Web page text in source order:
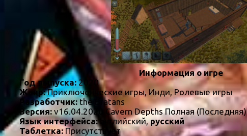
Информация о игре
Год выпуска:2020
Жанр:Приключенческие игры, Инди, Ролевые игры
Разработчик:the Bratans
Версия: v16.04.2020 Cavern Depths Полная (Последняя)
Язык интерфейса:английский,русский
Таблетка: Присутствует